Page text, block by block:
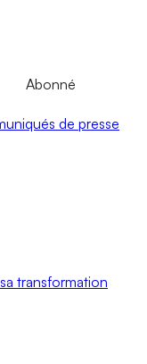
Abonné
de presse
transformation